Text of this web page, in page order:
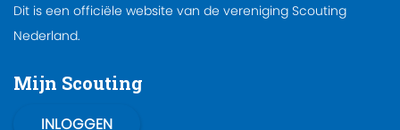
Dit is een officiële website van de vereniging Scouting
Nederland.
Mijn Scouting